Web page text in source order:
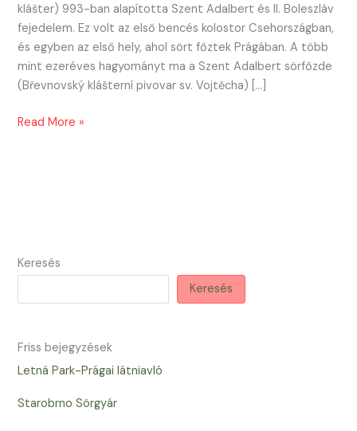
klášter) 993-ban alapította Szent Adalbert és II. Boleszláv
fejedelem. Ez volt az első bencés kolostor Csehországban,
és egyben az első hely, ahol sört főztek Prágában. A több
mint ezeréves hagyományt ma a Szent Adalbert sörfőzde
(Břevnovský klášterní pivovar sv. Vojtěcha) […]
Kolostor
Read More »
Keresés
Keresés
Friss bejegyzések
Letná Park-Prágai látniavló
Starobrno Sörgyár